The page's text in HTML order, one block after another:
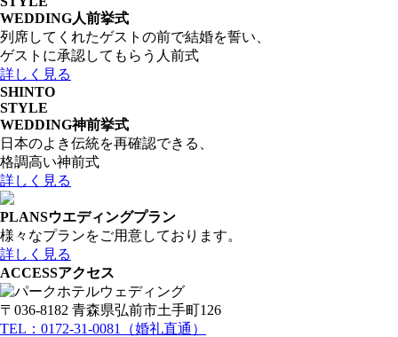
WEDDING人前挙式
列席してくれたゲストの前で結婚を誓い、
ゲストに承認してもらう人前式
詳しく見る
SHINTO
STYLE
WEDDING神前挙式
日本のよき伝統を再確認できる、
格調高い神前式
詳しく見る
PLANSウエディングプラン
様々なプランをご用意しております。
詳しく見る
ACCESSアクセス
〒036-8182 青森県弘前市土手町126
TEL：0172-31-0081（婚礼直通）